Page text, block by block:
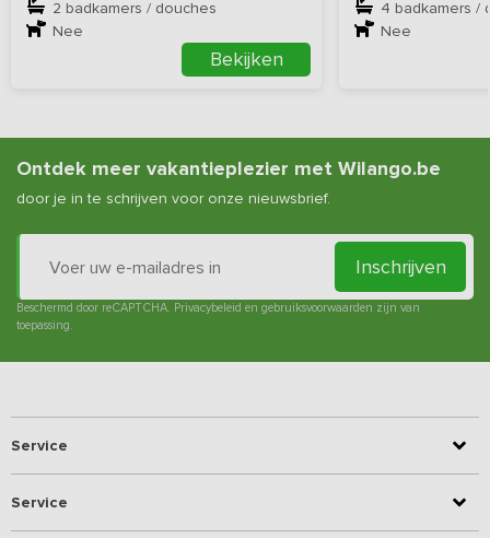
2 badkamers / douches
Nee
Bekijken
4 badkamers /
Nee
Ontdek meer vakantieplezier met Wilango.be
door je in te schrijven voor onze nieuwsbrief.
Inschrijven
Beschermd door reCAPTCHA. Privacybeleid en gebruiksvoorwaarden zijn van
toepassing.
Service
Service